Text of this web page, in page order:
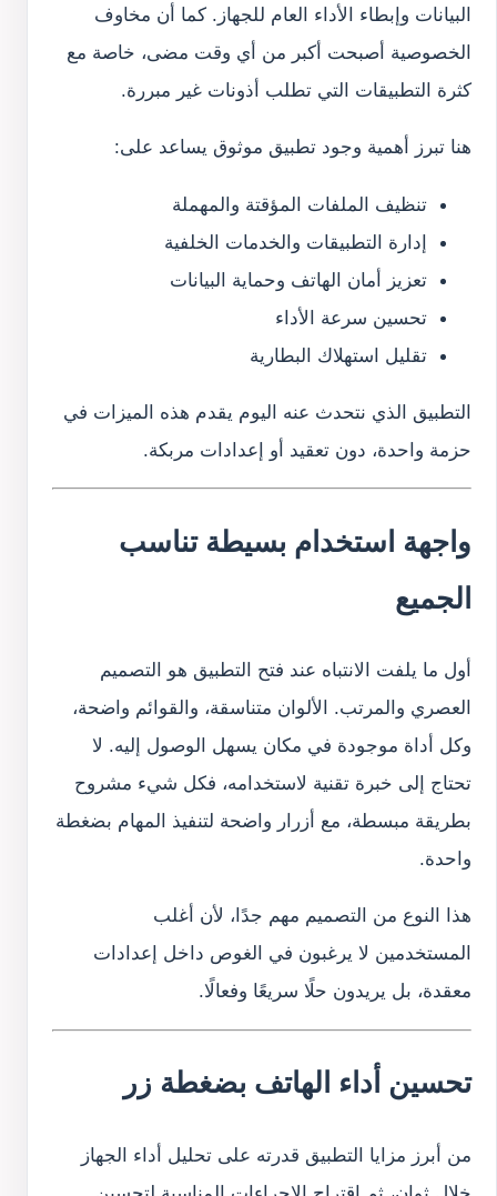
البيانات وإبطاء الأداء العام للجهاز. كما أن مخاوف
الخصوصية أصبحت أكبر من أي وقت مضى، خاصة مع
كثرة التطبيقات التي تطلب أذونات غير مبررة.
هنا تبرز أهمية وجود تطبيق موثوق يساعد على:
تنظيف الملفات المؤقتة والمهملة
إدارة التطبيقات والخدمات الخلفية
تعزيز أمان الهاتف وحماية البيانات
تحسين سرعة الأداء
تقليل استهلاك البطارية
التطبيق الذي نتحدث عنه اليوم يقدم هذه الميزات في
حزمة واحدة، دون تعقيد أو إعدادات مربكة.
واجهة استخدام بسيطة تناسب
الجميع
أول ما يلفت الانتباه عند فتح التطبيق هو التصميم
العصري والمرتب. الألوان متناسقة، والقوائم واضحة،
وكل أداة موجودة في مكان يسهل الوصول إليه. لا
تحتاج إلى خبرة تقنية لاستخدامه، فكل شيء مشروح
بطريقة مبسطة، مع أزرار واضحة لتنفيذ المهام بضغطة
واحدة.
هذا النوع من التصميم مهم جدًا، لأن أغلب
المستخدمين لا يرغبون في الغوص داخل إعدادات
معقدة، بل يريدون حلًا سريعًا وفعالًا.
تحسين أداء الهاتف بضغطة زر
من أبرز مزايا التطبيق قدرته على تحليل أداء الجهاز